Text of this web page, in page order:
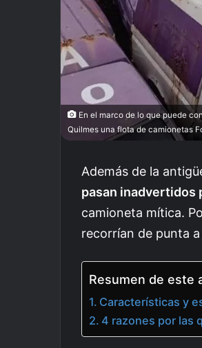
En el marco de lo que puede
Quilmes una flota de camionetas
Además de la
pasan inadvertidos
camioneta mítica.
recorrían de punta
Resumen de este
Características y
4 razones por las